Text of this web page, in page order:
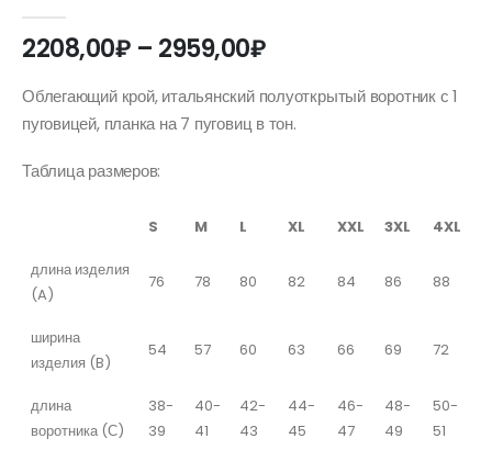
2208,00₽ – 2959,00₽Диапазон
2208,00₽
–
Облегающий крой, итальянский полуоткрытый воротник с 1
пуговицей, планка на 7 пуговиц в тон.
Таблица размеров:
S M L XL XXL 3XL 4XL
длина изделия
(A)
76 78 80 82 84 86 88
ширина
изделия (B)
54 57 60 63 66 69 72
длина
воротника (С)
38-
39
40-
41
42-
43
44-
45
46-
47
48-
49
50-
51